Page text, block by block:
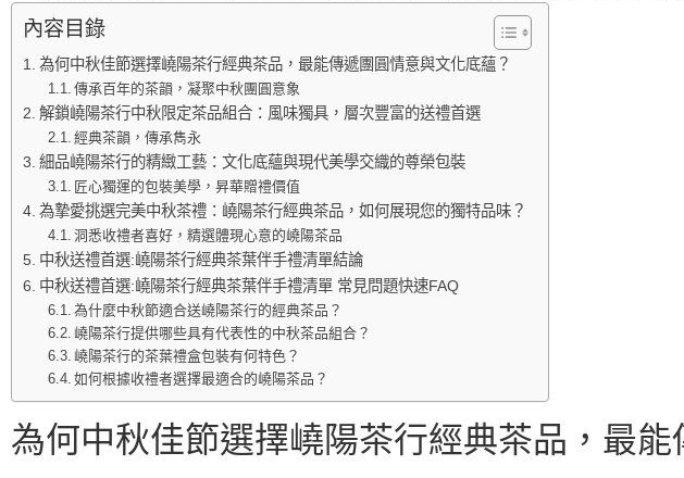
內容目錄
為何中秋佳節選擇嶢陽茶行經典茶品，最能傳遞團圓情意與文化底蘊？
傳承百年的茶韻，凝聚中秋團圓意象
解鎖嶢陽茶行中秋限定茶品組合：風味獨具，層次豐富的送禮首選
經典茶韻，傳承雋永
細品嶢陽茶行的精緻工藝：文化底蘊與現代美學交織的尊榮包裝
匠心獨運的包裝美學，昇華贈禮價值
為摯愛挑選完美中秋茶禮：嶢陽茶行經典茶品，如何展現您的獨特品味？
洞悉收禮者喜好，精選體現心意的嶢陽茶品
中秋送禮首選:嶢陽茶行經典茶葉伴手禮清單結論
中秋送禮首選:嶢陽茶行經典茶葉伴手禮清單 常見問題快速FAQ
為什麼中秋節適合送嶢陽茶行的經典茶品？
嶢陽茶行提供哪些具有代表性的中秋茶品組合？
嶢陽茶行的茶葉禮盒包裝有何特色？
如何根據收禮者選擇最適合的嶢陽茶品？
為何中秋佳節選擇嶢陽茶行經典茶品，最